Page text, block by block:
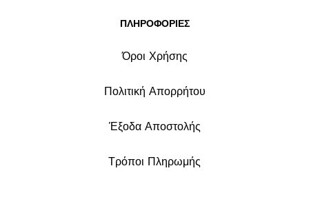
ΠΛΗΡΟΦΟΡΙΕΣ
Όροι Χρήσης
Πολιτική Απορρήτου
Έξοδα Αποστολής
Τρόποι Πληρωμής